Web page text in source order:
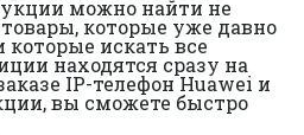
можно найти не
которые уже давно
искать все
находятся сразу на
IP-телефон Huawei и
вы сможете быстро